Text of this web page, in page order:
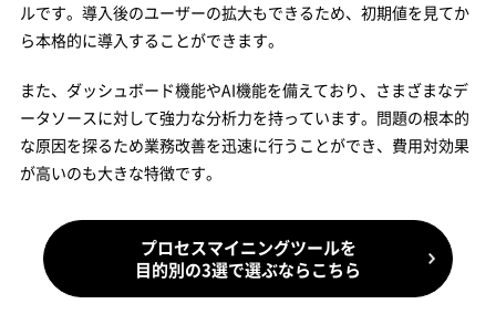
ルです。導入後のユーザーの拡大もできるため、初期値を見てか
ら本格的に導入することができます。
また、ダッシュボード機能やAI機能を備えており、さまざまなデ
ータソースに対して強力な分析力を持っています。問題の根本的
な原因を探るため業務改善を迅速に行うことができ、費用対効果
が高いのも大きな特徴です。
プロセスマイニングツールを
目的別の3選で選ぶならこちら